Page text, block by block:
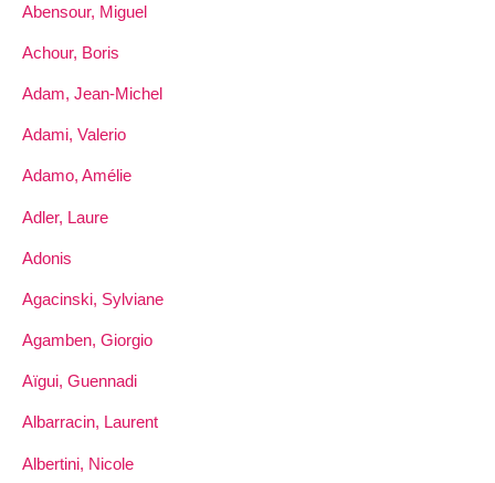
Abensour, Miguel
Achour, Boris
Adam, Jean-Michel
Adami, Valerio
Adamo, Amélie
Adler, Laure
Adonis
Agacinski, Sylviane
Agamben, Giorgio
Aïgui, Guennadi
Albarracin, Laurent
Albertini, Nicole